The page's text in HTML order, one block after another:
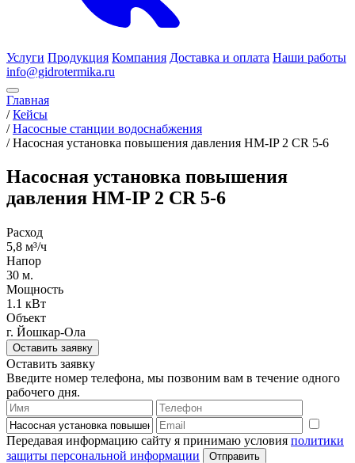
Услуги Продукция Компания Доставка и оплата Наши работы
info@gidrotermika.ru
Главная
/ Кейсы
/ Насосные станции водоснабжения
/ Насосная установка повышения давления HM-IP 2 CR 5-6
Насосная установка повышения
давления HM-IP 2 CR 5-6
Расход
5,8 м³/ч
Напор
30 м.
Мощность
1.1 кВт
Объект
г. Йошкар-Ола
Оставить заявку
Оставить заявку
Введите номер телефона, мы позвоним вам в течение одного
рабочего дня.
Передавая информацию сайту я принимаю условия политики
защиты персональной информации